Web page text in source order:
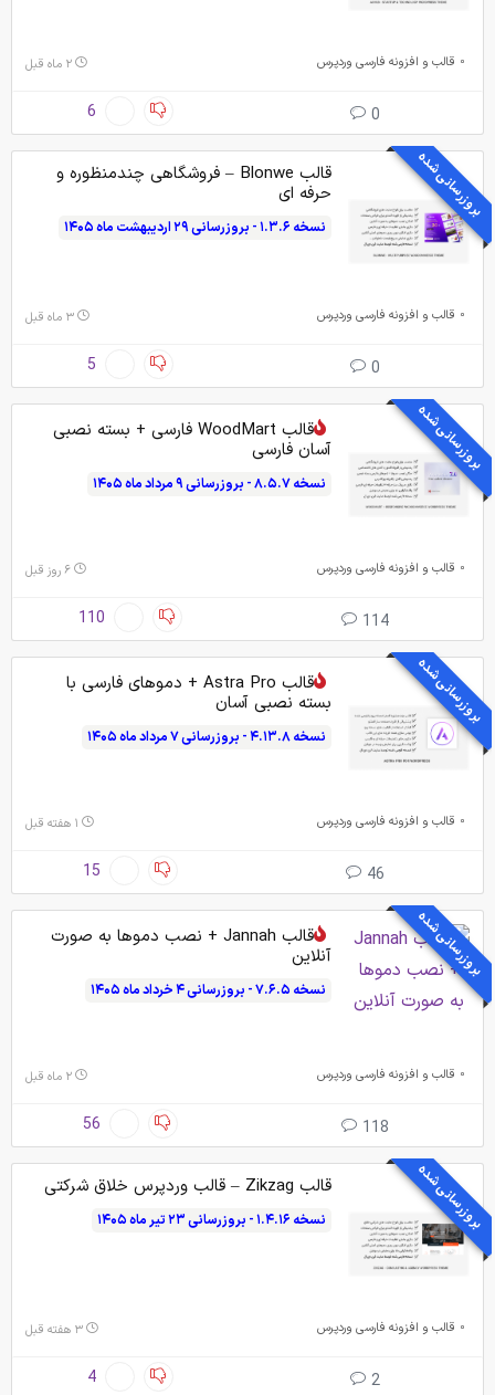
قالب و افزونه فارسی وردپرس ۲ ماه قبل
6 0
بروزرسانی شده قالب Blonwe – فروشگاهی چندمنظوره و
حرفه ای
نسخه ۱.۳.۶ - بروزرسانی ۲۹ اردیبهشت ماه ۱۴۰۵
قالب و افزونه فارسی وردپرس ۳ ماه قبل
5 0
بروزرسانی شده قالب WoodMart فارسی + بسته نصبی
آسان فارسی
نسخه ۸.۵.۷ - بروزرسانی ۹ مرداد ماه ۱۴۰۵
قالب و افزونه فارسی وردپرس ۶ روز قبل
110 114
بروزرسانی شده قالب Astra Pro + دموهای فارسی با
بسته نصبی آسان
نسخه ۴.۱۳.۸ - بروزرسانی ۷ مرداد ماه ۱۴۰۵
قالب و افزونه فارسی وردپرس ۱ هفته قبل
15 46
بروزرسانی شده قالب Jannah + نصب دموها به صورت
آنلاین
نسخه ۷.۶.۵ - بروزرسانی ۴ خرداد ماه ۱۴۰۵
قالب و افزونه فارسی وردپرس ۲ ماه قبل
56 118
بروزرسانی شده قالب Zikzag – قالب وردپرس خلاق شرکتی
نسخه ۱.۴.۱۶ - بروزرسانی ۲۳ تیر ماه ۱۴۰۵
قالب و افزونه فارسی وردپرس ۳ هفته قبل
4 2